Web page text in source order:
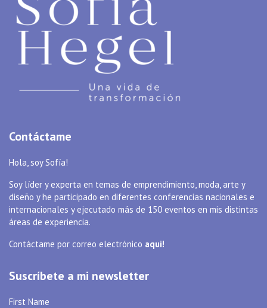
Contáctame
Hola, soy Sofía!
Soy líder y experta en temas de emprendimiento, moda, arte y
diseño y he participado en diferentes conferencias nacionales e
internacionales y ejecutado más de 150 eventos en mis distintas
áreas de experiencia.
Contáctame por correo electrónico aqui!
Suscríbete a mi newsletter
First Name